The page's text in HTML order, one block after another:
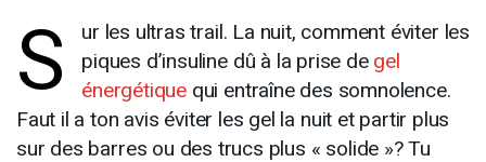
S
ur les ultras trail. La nuit, comment éviter les
piques d’insuline dû à la prise degel
énergétique qui entraîne des somnolence.
Faut il a ton avis éviter les gel la nuit et partir plus
sur des barres ou des trucs plus « solide »? Tu